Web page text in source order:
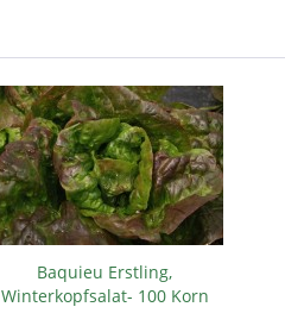
Baquieu Erstling,
Winterkopfsalat- 100 Korn